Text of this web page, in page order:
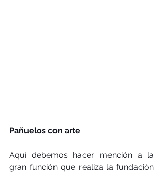
Pañuelos con arte
Aquí debemos hacer mención a la